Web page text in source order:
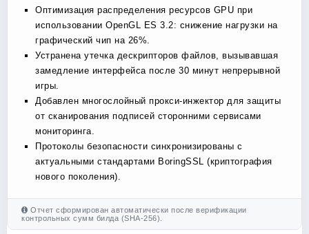
Оптимизация распределения ресурсов GPU при
использовании OpenGL ES 3.2: снижение нагрузки на
графический чип на 26%.
Устранена утечка дескрипторов файлов, вызывавшая
замедление интерфейса после 30 минут непрерывной
игры.
Добавлен многослойный прокси-инжектор для защиты
от сканирования подписей сторонними сервисами
мониторинга.
Протоколы безопасности синхронизированы с
актуальными стандартами BoringSSL (криптография
нового поколения).
Отчет сформирован автоматически после верификации
контрольных сумм билда (SHA-256).